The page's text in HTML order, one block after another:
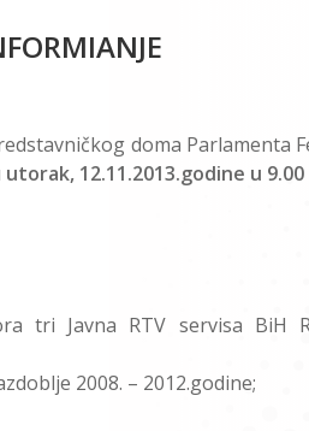
doma Parlamenta
utorak, 12.11.2013.godine u 9.00
tri Javna RTV servisa BiH
2008. – 2012.godine;